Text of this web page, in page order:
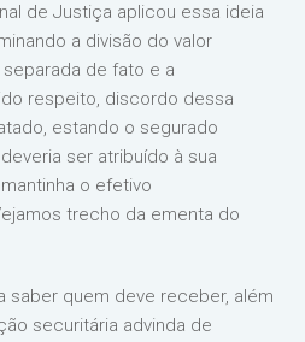
de Justiça aplicou essa ideia
a divisão do valor
de fato e a
respeito, discordo dessa
estando o segurado
ser atribuído à sua
o efetivo
trecho da ementa do
saber quem deve receber, além
securitária advinda de